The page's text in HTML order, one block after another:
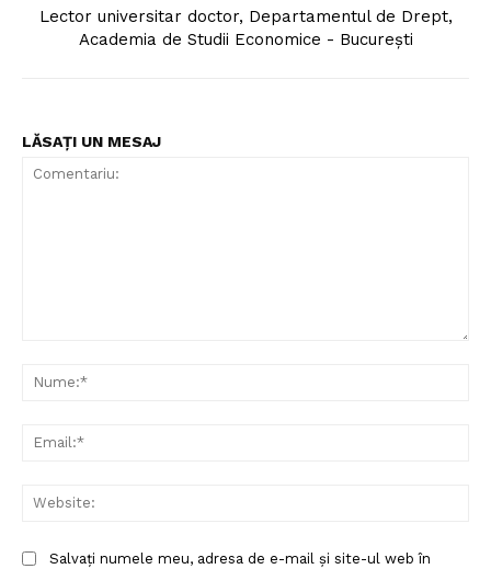
Lector universitar doctor, Departamentul de Drept,
Academia de Studii Economice - Bucureşti
LĂSAȚI UN MESAJ
Salvați numele meu, adresa de e-mail și site-ul web în